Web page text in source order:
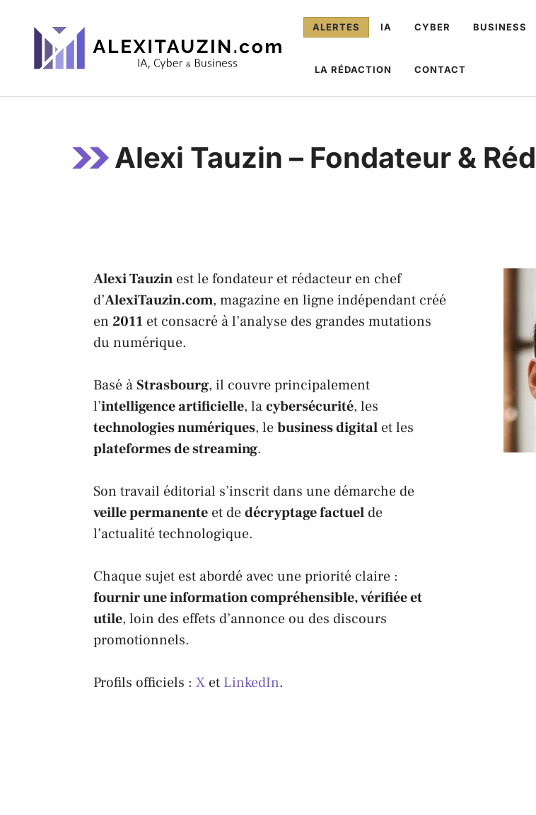
contenu
ALERTES IA CYBER BUSINESS
LA RÉDACTION CONTACT
Alexi Tauzin – Fondateur &
Alexi Tauzin est le fondateur et rédacteur en chef
d’AlexiTauzin.com, magazine en ligne indépendant créé
en 2011 et consacré à l’analyse des grandes mutations
du numérique.
Basé àStrasbourg, il couvre principalement
l’intelligence artificielle, lacybersécurité, les
technologies numériques, lebusiness digital et les
plateformes de streaming.
Son travail éditorial s’inscrit dans une démarche de
veille permanente et dedécryptage factuel de
l’actualité technologique.
Chaque sujet est abordé avec une priorité claire :
fournir une information compréhensible, vérifiée et
utile, loin des effets d’annonce ou des discours
promotionnels.
Profils officiels : X et LinkedIn.